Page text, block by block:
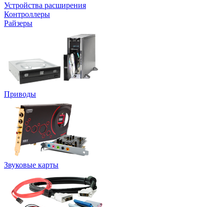
Устройства расширения
Контроллеры
Райзеры
Приводы
Звуковые карты